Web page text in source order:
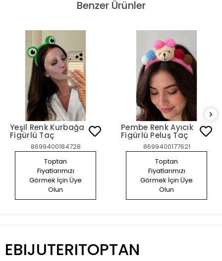
Benzer Ürünler
Yeşil Renk Kurbağa
Figürlü Taç
8699400184728
Toptan
Fiyatlarımızı
Görmek İçin Üye
Olun
Pembe Renk Ayıcık
Figürlü Peluş Taç
8699400177621
Toptan
Fiyatlarımızı
Görmek İçin Üye
Olun
EBIJUTERITOPTAN